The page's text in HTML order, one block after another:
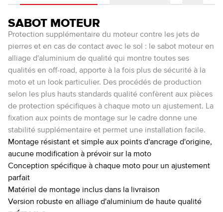
SABOT MOTEUR
Protection supplémentaire du moteur contre les jets de
pierres et en cas de contact avec le sol : le sabot moteur en
alliage d'aluminium de qualité qui montre toutes ses
qualités en off-road, apporte à la fois plus de sécurité à la
moto et un look particulier. Des procédés de production
selon les plus hauts standards qualité confèrent aux pièces
de protection spécifiques à chaque moto un ajustement. La
fixation aux points de montage sur le cadre donne une
stabilité supplémentaire et permet une installation facile.
Montage résistant et simple aux points d'ancrage d'origine,
aucune modification à prévoir sur la moto
Conception spécifique à chaque moto pour un ajustement
parfait
Matériel de montage inclus dans la livraison
Version robuste en alliage d'aluminium de haute qualité